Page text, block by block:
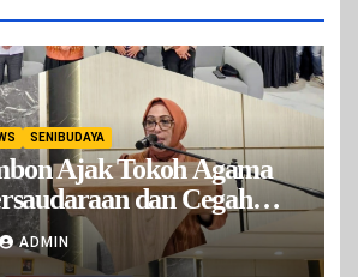
SENIBUDAYA
Ajak Tokoh Agama
dan Cegah
ADMIN